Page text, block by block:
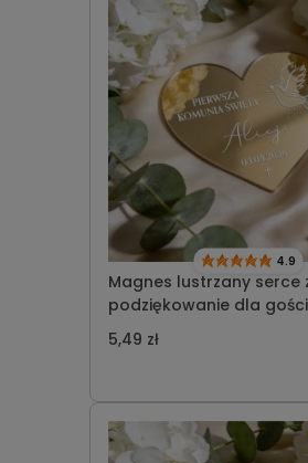
Magnes lustrzany serce
podziękowanie dla gości z okazji
Komunii Świętej wzór 8
4.9
5,49 zł